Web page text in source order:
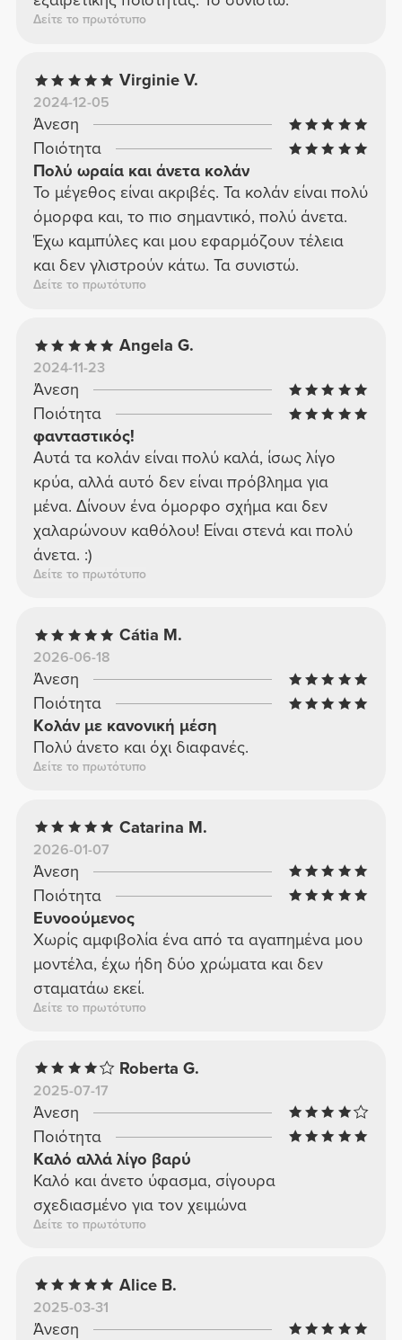
Δείτε το πρωτότυπο
Virginie V.
2024-12-05
Άνεση
Ποιότητα
Πολύ ωραία και άνετα κολάν
Το μέγεθος είναι ακριβές. Τα κολάν είναι πολύ
όμορφα και, το πιο σημαντικό, πολύ άνετα.
Έχω καμπύλες και μου εφαρμόζουν τέλεια
και δεν γλιστρούν κάτω. Τα συνιστώ.
Δείτε το πρωτότυπο
Angela G.
2024-11-23
Άνεση
Ποιότητα
φανταστικός!
Αυτά τα κολάν είναι πολύ καλά, ίσως λίγο
κρύα, αλλά αυτό δεν είναι πρόβλημα για
μένα. Δίνουν ένα όμορφο σχήμα και δεν
χαλαρώνουν καθόλου! Είναι στενά και πολύ
άνετα. :)
Δείτε το πρωτότυπο
Cátia M.
2026-06-18
Άνεση
Ποιότητα
Κολάν με κανονική μέση
Πολύ άνετο και όχι διαφανές.
Δείτε το πρωτότυπο
Catarina M.
2026-01-07
Άνεση
Ποιότητα
Ευνοούμενος
Χωρίς αμφιβολία ένα από τα αγαπημένα μου
μοντέλα, έχω ήδη δύο χρώματα και δεν
σταματάω εκεί.
Δείτε το πρωτότυπο
Roberta G.
2025-07-17
Άνεση
Ποιότητα
Καλό αλλά λίγο βαρύ
Καλό και άνετο ύφασμα, σίγουρα
σχεδιασμένο για τον χειμώνα
Δείτε το πρωτότυπο
Alice B.
2025-03-31
Άνεση